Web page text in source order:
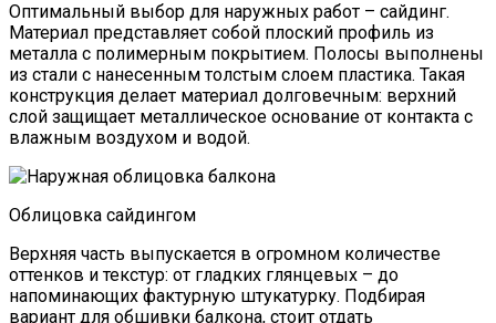
Оптимальный выбор для наружных работ – сайдинг.
Материал представляет собой плоский профиль из
металла с полимерным покрытием. Полосы выполнены
из стали с нанесенным толстым слоем пластика. Такая
конструкция делает материал долговечным: верхний
слой защищает металлическое основание от контакта с
влажным воздухом и водой.
Облицовка сайдингом
Верхняя часть выпускается в огромном количестве
оттенков и текстур: от гладких глянцевых – до
напоминающих фактурную штукатурку. Подбирая
вариант для обшивки балкона, стоит отдать